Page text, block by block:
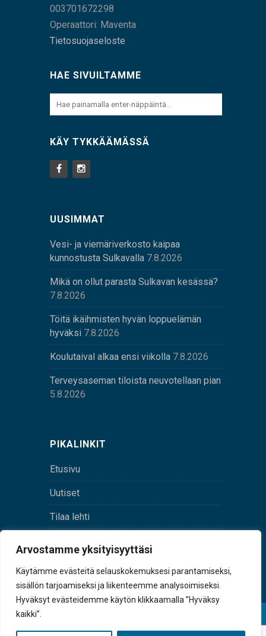
Arvostamme yksityisyyttäsi
Käytämme evästeitä selauskokemuksesi parantamiseksi,
sisällön tarjoamiseksi ja liikenteemme analysoimiseksi.
Hyväksyt evästeidemme käytön klikkaamalla ”Hyväksy
kaikki”.
003701672298
Operaattori: Maventa
Tietosuojaseloste
HAE SIVUILTAMME
KÄY TYKKÄÄMÄSSÄ
UUSIMMAT
Vesi- ja viemäriverkosto kaipaa
kunnostusta Sulkavalla 7.8.2026
Mikä on ollut parasta Sulkavan kesässä?
7.8.2026
Töitä ikäihmisten hyvän loppuelämän
hyväksi 7.8.2026
Koulutaival alkaa ensi viikolla 7.8.2026
Terveysaseman tiloista neuvotellaan pian
5.8.2026
PIKALINKIT
Etusivu
Uutiset
Tilaa lehti
tunnus 0167229-8